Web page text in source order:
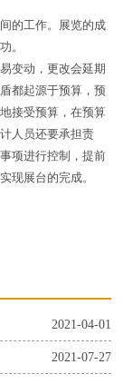
的工作。展览的成
。
变动，更改会延期
都起源于预算，预
接受预算，在预算
人员还要承担责
项进行控制，提前
现展台的完成。
2021-04-01
2021-07-27